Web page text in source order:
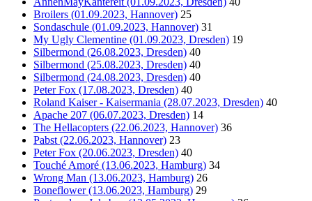
Broilers (01.09.2023, Hannover) 25
Sondaschule (01.09.2023, Hannover) 31
My Ugly Clementine (01.09.2023, Dresden) 19
Silbermond (26.08.2023, Dresden) 40
Silbermond (25.08.2023, Dresden) 40
Silbermond (24.08.2023, Dresden) 40
Peter Fox (17.08.2023, Dresden) 40
Roland Kaiser - Kaisermania (28.07.2023, Dresden) 40
Apache 207 (06.07.2023, Dresden) 14
The Hellacopters (22.06.2023, Hannover) 36
Pabst (22.06.2023, Hannover) 23
Peter Fox (20.06.2023, Dresden) 40
Touché Amoré (13.06.2023, Hamburg) 34
Wrong Man (13.06.2023, Hamburg) 26
Boneflower (13.06.2023, Hamburg) 29